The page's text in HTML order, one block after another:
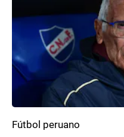
Fútbol peruano